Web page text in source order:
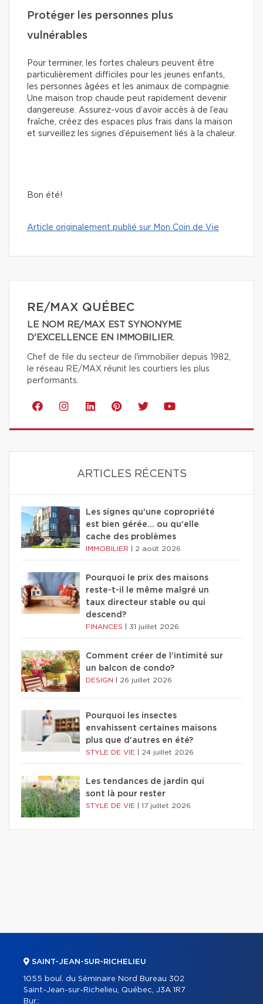
Protéger les personnes plus
vulnérables
Pour terminer, les fortes chaleurs peuvent être
particulièrement difficiles pour les jeunes enfants,
les personnes âgées et les animaux de compagnie.
Une maison trop chaude peut rapidement devenir
dangereuse. Assurez-vous d’avoir accès à de l’eau
fraîche, créez des espaces plus frais dans la maison
et surveillez les signes d’épuisement liés à la chaleur.
Bon été!
Article originalement publié sur Mon Coin de Vie
RE/MAX QUÉBEC
LE NOM RE/MAX EST SYNONYME
D'EXCELLENCE EN IMMOBILIER.
Chef de file du secteur de l'immobilier depuis 1982,
le réseau RE/MAX réunit les courtiers les plus
performants.
ARTICLES RÉCENTS
Les signes qu'une copropriété
est bien gérée… ou qu'elle
cache des problèmes
IMMOBILIER 2 août 2026
Pourquoi le prix des maisons
reste-t-il le même malgré un
taux directeur stable ou qui
descend?
FINANCES 31 juillet 2026
Comment créer de l'intimité sur
un balcon de condo?
DESIGN 26 juillet 2026
Pourquoi les insectes
envahissent certaines maisons
plus que d'autres en été?
STYLE DE VIE 24 juillet 2026
Les tendances de jardin qui
sont là pour rester
STYLE DE VIE 17 juillet 2026
SAINT-JEAN-SUR-RICHELIEU
1055 boul. du Séminaire Nord Bureau 302
Saint-Jean-sur-Richelieu, Québec, J3A 1R7
Bur.: